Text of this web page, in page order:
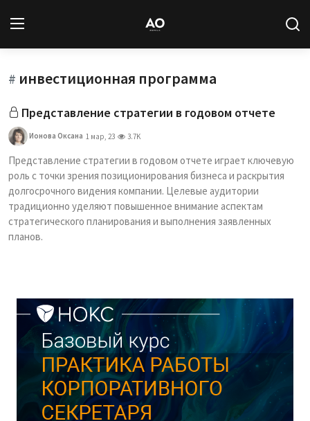
Вход Регистрация
Новости
Архив
# инвестиционная программа
Представление стратегии в годовом отчете
Ионова Оксана 1 мар, 23 3.7K
Представление стратегии в годовом отчете играет ключевую
роль с точки зрения позиционирования бизнеса и раскрытия
долгосрочного видения компании. Целевые аудитории
традиционно уделяют повышенное внимание аспектам
стратегического планирования и выполнения заявленных
планов.